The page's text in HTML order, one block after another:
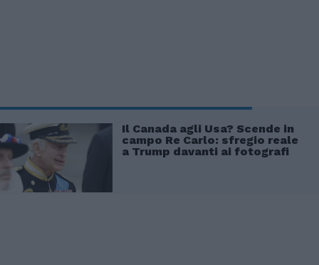
Il Canada agli Usa? Scende in
campo Re Carlo: sfregio reale
a Trump davanti ai fotografi